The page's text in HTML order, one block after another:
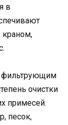
в
краном,
очистки
примесей.
песок,